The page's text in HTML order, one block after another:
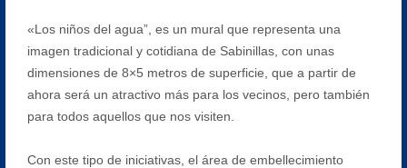
«Los niños del agua”, es un mural que representa una
imagen tradicional y cotidiana de Sabinillas, con unas
dimensiones de 8×5 metros de superficie, que a partir de
ahora será un atractivo más para los vecinos, pero también
para todos aquellos que nos visiten.
Con este tipo de iniciativas, el área de embellecimiento